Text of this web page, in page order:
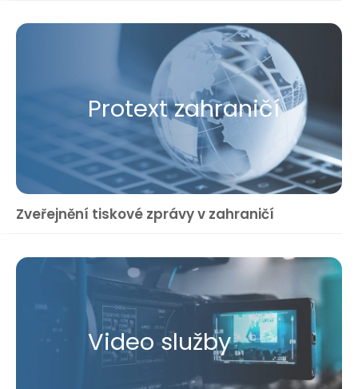
Protext zahraničí
Zveřejnění tiskové zprávy v zahraničí
Video služby